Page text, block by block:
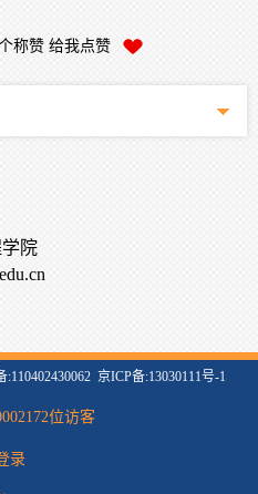
称赞 给我点赞
院
京ICP备:13030111号-1
位访客
录